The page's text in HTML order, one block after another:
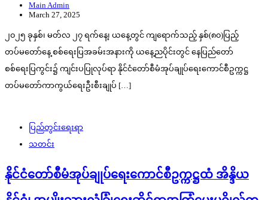
Main Admin
March 27, 2025
၂၀၂၅ ခုနှစ်၊ မတ်လ ၂၇ ရက်နေ့၊ ယနေ့တွင် ကျရောက်သည့် နှစ်(၈၀)ပြည့်
တပ်မတော်နေ့ စစ်ရေးပြအခမ်းအနားကို ယနေ့ညပိုင်းတွင် နေပြည်တော်
စစ်ရေးပြကွင်း၌ ကျင်းပပြုလုပ်ရာ နိုင်ငံတော်စီမံအုပ်ချုပ်ရေးကောင်စီဥက္ကဋ္ဌ
တပ်မတော်ကာကွယ်ရေးဦးစီးချုပ် […]
ပြည်တွင်းရေးရာ
သတင်း
နိုင်ငံတော်စီမံအုပ်ချုပ်ရေးကောင်စီဥက္ကဋ္ဌထံ အိန္ဒိယ